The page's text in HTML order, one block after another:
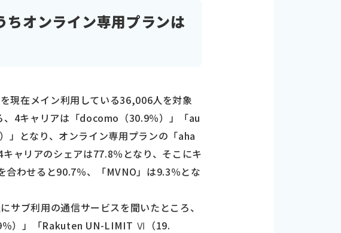
オンライン専用プランは
現在メイン利用している36,006人を対象
、4キャリアは「docomo（30.9％）」「au
となり、オンライン専用プランの「aha
ャリアのシェアは77.8％となり、そこにキ
わせると90.7％、「MVNO」は9.3％とな
ブ利用の通信サービスを聞いたところ、
％）」「Rakuten UN-LIMIT Ⅵ（19.